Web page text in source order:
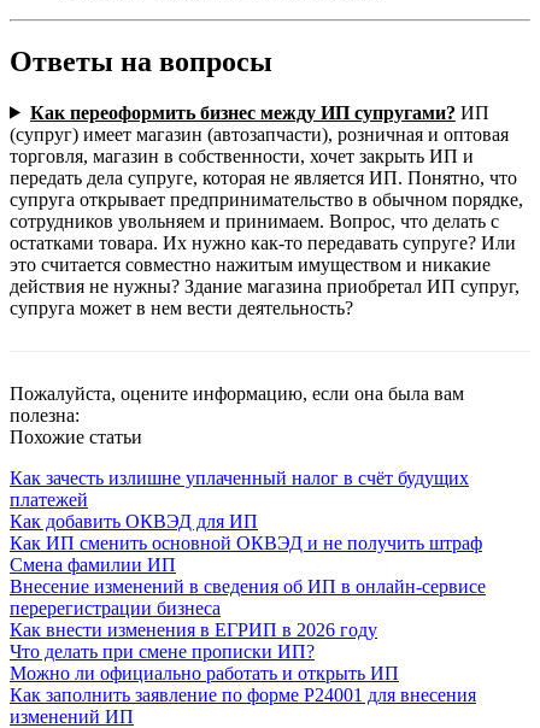
Ответы на вопросы
Как переоформить бизнес между ИП супругами? ИП
(супруг) имеет магазин (автозапчасти), розничная и оптовая
торговля, магазин в собственности, хочет закрыть ИП и
передать дела супруге, которая не является ИП. Понятно, что
супруга открывает предпринимательство в обычном порядке,
сотрудников увольняем и принимаем. Вопрос, что делать с
остатками товара. Их нужно как-то передавать супруге? Или
это считается совместно нажитым имуществом и никакие
действия не нужны? Здание магазина приобретал ИП супруг,
супруга может в нем вести деятельность?
Пожалуйста, оцените информацию, если она была вам
полезна:
Похожие статьи
Как зачесть излишне уплаченный налог в счёт будущих
платежей
Как добавить ОКВЭД для ИП
Как ИП сменить основной ОКВЭД и не получить штраф
Смена фамилии ИП
Внесение изменений в сведения об ИП в онлайн-сервисе
перерегистрации бизнеса
Как внести изменения в ЕГРИП в 2026 году
Что делать при смене прописки ИП?
Можно ли официально работать и открыть ИП
Как заполнить заявление по форме Р24001 для внесения
изменений ИП